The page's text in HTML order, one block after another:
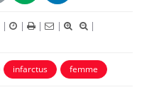
| | | |
|
infarctus femme